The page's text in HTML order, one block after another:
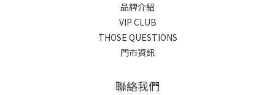
品牌介紹
VIP CLUB
THOSE QUESTIONS
門市資訊
聯絡我們